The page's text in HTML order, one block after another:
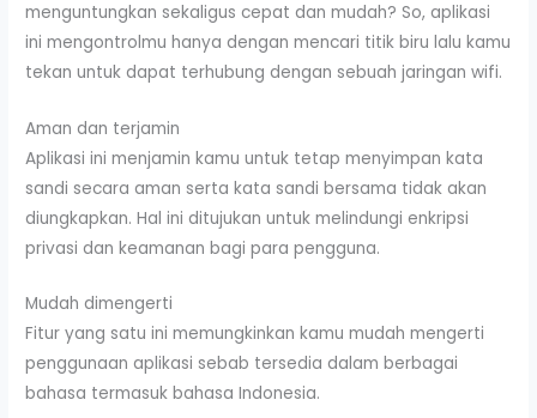
menguntungkan sekaligus cepat dan mudah? So, aplikasi
ini mengontrolmu hanya dengan mencari titik biru lalu kamu
tekan untuk dapat terhubung dengan sebuah jaringan wifi.
Aman dan terjamin
Aplikasi ini menjamin kamu untuk tetap menyimpan kata
sandi secara aman serta kata sandi bersama tidak akan
diungkapkan. Hal ini ditujukan untuk melindungi enkripsi
privasi dan keamanan bagi para pengguna.
Mudah dimengerti
Fitur yang satu ini memungkinkan kamu mudah mengerti
penggunaan aplikasi sebab tersedia dalam berbagai
bahasa termasuk bahasa Indonesia.